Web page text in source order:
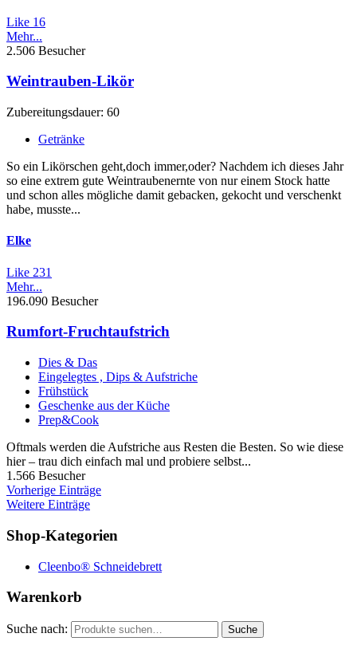
Like 16
Mehr...
2.506 Besucher
Weintrauben-Likör
Zubereitungsdauer: 60
Getränke
So ein Likörschen geht,doch immer,oder? Nachdem ich dieses Jahr
so eine extrem gute Weintraubenernte von nur einem Stock hatte
und schon alles mögliche damit gebacken, gekocht und verschenkt
habe, musste...
Elke
Like 231
Mehr...
196.090 Besucher
Rumfort-Fruchtaufstrich
Dies & Das
Eingelegtes , Dips & Aufstriche
Frühstück
Geschenke aus der Küche
Prep&Cook
Oftmals werden die Aufstriche aus Resten die Besten. So wie diese
hier – trau dich einfach mal und probiere selbst...
1.566 Besucher
Vorherige Einträge
Weitere Einträge
Shop-Kategorien
Cleenbo® Schneidebrett
Warenkorb
Suche nach: Suche